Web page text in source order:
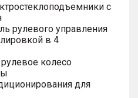
с
рулевого управления
в 4
колесо
для